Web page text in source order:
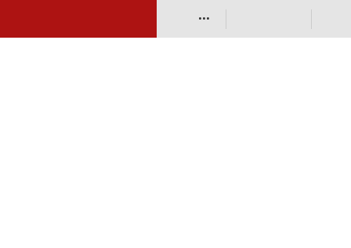
•••